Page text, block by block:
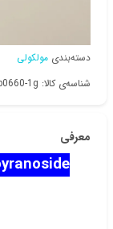
دسته‌بندی مولکولی
شناسه‌ی کالا: db0660-1g
معرفی